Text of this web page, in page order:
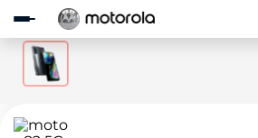
Observação:
este
site
inclui
sistema
acessibilidade.